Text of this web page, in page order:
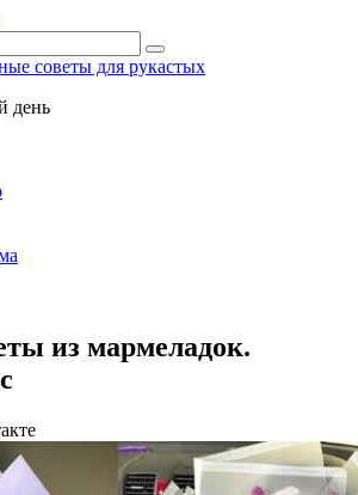
советы для рукастых
день
из мармеладок.